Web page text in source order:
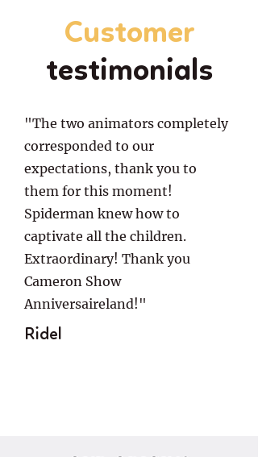
Customer
testimonials
"The two animators completely
corresponded to our
expectations, thank you to
them for this moment!
Spiderman knew how to
captivate all the children.
Extraordinary! Thank you
Cameron Show
Anniversaireland!"
Ridel